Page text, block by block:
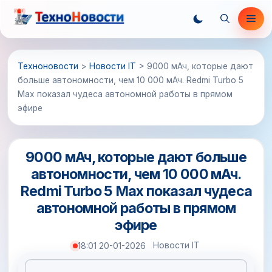
Перейти
содержимому
Техноновости > Новости IT > 9000 мАч, которые дают
больше автономности, чем 10 000 мАч. Redmi Turbo 5
Max показал чудеса автономной работы в прямом
эфире
9000 мАч, которые дают больше
автономности, чем 10 000 мАч.
Redmi Turbo 5 Max показал чудеса
автономной работы в прямом
эфире
18:01 20-01-2026 Новости IT